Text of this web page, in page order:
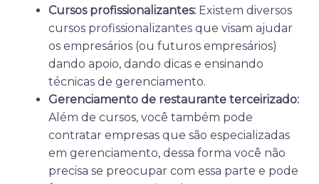
Cursos profissionalizantes: Existem diversos
cursos profissionalizantes que visam ajudar
os empresários (ou futuros empresários)
dando apoio, dando dicas e ensinando
técnicas de gerenciamento.
Gerenciamento de restaurante terceirizado:
Além de cursos, você também pode
contratar empresas que são especializadas
em gerenciamento, dessa forma você não
precisa se preocupar com essa parte e pode